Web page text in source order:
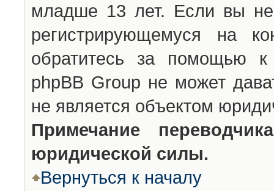
младше 13 лет. Если вы
регистрирующемуся на
обратитесь за помощью к
phpBB Group не может
не является объектом
Примечание
юридической силы.
Вернуться к началу